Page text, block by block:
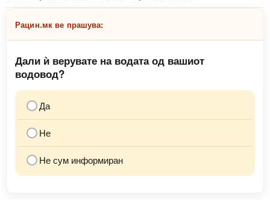
Рацин.мк ве прашува:
Дали ѝ верувате на водата од вашиот
водовод?
Да
Не
Не сум информиран